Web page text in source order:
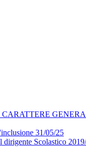
31/05/25
Scolastico